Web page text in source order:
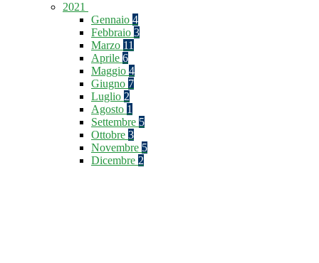
2021
Gennaio 4
Febbraio 3
Marzo 11
Aprile 6
Maggio 4
Giugno 7
Luglio 2
Agosto 1
Settembre 5
Ottobre 3
Novembre 5
Dicembre 2